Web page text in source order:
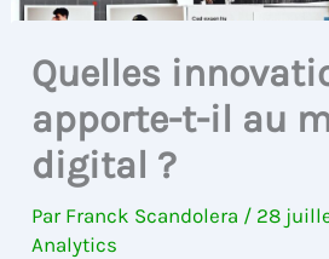
Quelles
apporte-t-il au
digital ?
Par Franck Scandolera / 28
Analytics